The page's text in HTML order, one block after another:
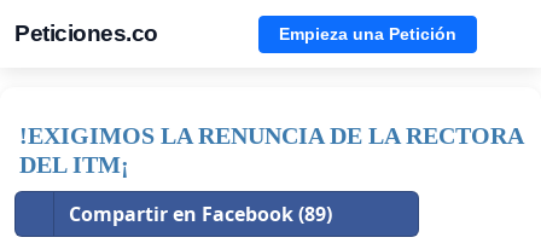
Peticiones.co Empieza una Petición
!EXIGIMOS LA RENUNCIA DE LA RECTORA
DEL ITM¡
Compartir en Facebook (89)